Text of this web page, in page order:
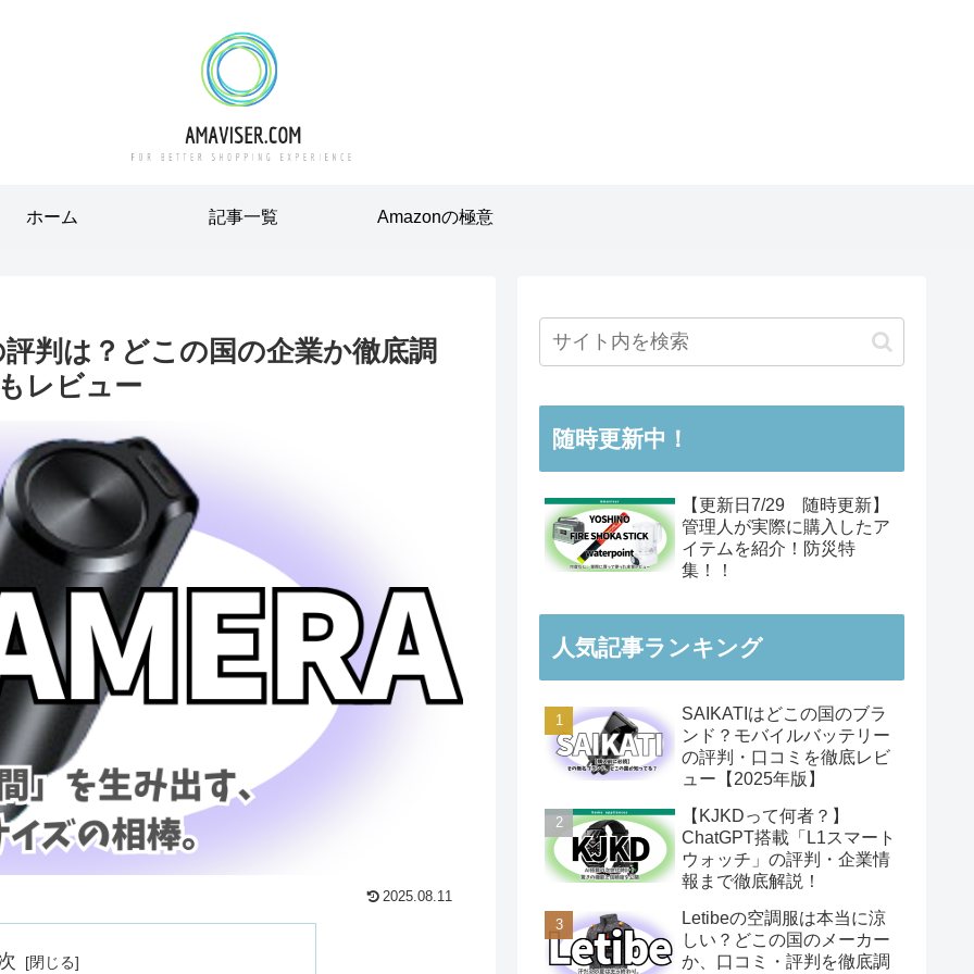
ホーム 記事一覧 Amazonの極意
判は？どこの国の企業か徹底調
レビュー
2025.08.11
随時更新中！
【更新日7/29 随時更新】
管理人が実際に購入したア
イテムを紹介！防災特
集！！
人気記事ランキング
SAIKATIはどこの国のブラ
ンド？モバイルバッテリー
の評判・口コミを徹底レビ
ュー【2025年版】
【KJKDって何者？】
ChatGPT搭載「L1スマート
ウォッチ」の評判・企業情
報まで徹底解説！
Letibeの空調服は本当に涼
しい？どこの国のメーカー
か、口コミ・評判を徹底調